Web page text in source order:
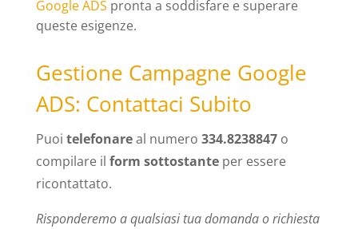
Google ADS pronta a soddisfare e superare
queste esigenze.
Gestione Campagne Google
ADS: Contattaci Subito
Puoi telefonareal numero 334.8238847 o
compilare il form sottostanteper essere
ricontattato.
Risponderemo a qualsiasi tua domanda o richiesta